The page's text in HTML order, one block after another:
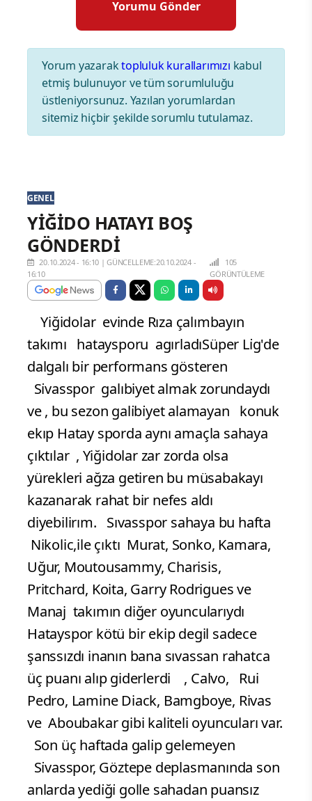
Yorum yazaraktopluluk kurallarımızı kabul
etmiş bulunuyor ve tüm sorumluluğu
üstleniyorsunuz. Yazılan yorumlardan
sitemiz hiçbir şekilde sorumlu tutulamaz.
GENEL
YİĞİDO HATAYI BOŞ
GÖNDERDİ
20.10.2024 - 16:10 |GÜNCELLEME:20.10.2024 -
16:10
105
GÖRÜNTÜLEME
Yiğidolar evinde Rıza çalımbayın
takımı hataysporu agırladıSüper Li̇g'de
dalgalı bi̇r performans gösteren
Si̇vasspor galıbiyet almak zorundaydı
ve , bu sezon gali̇bi̇yet alamayan konuk
ekıp Hatay sporda aynı amaçla sahaya
çıktılar , Yiğidolar zar zorda olsa
yürekleri ağza getiren bu müsabakayı
kazanarak rahat bir nefes aldı
diyebilirım. Sıvasspor sahaya bu hafta
Nikolic,ile çıktı Murat, Sonko, Kamara,
Uğur, Moutousammy, Charisis,
Pritchard, Koita, Garry Rodrigues ve
Manaj takımın diğer oyuncularıydı
Hatayspor kötü bir ekip degil sadece
şanssızdı inanın bana sıvassan rahatca
üç puanı alıp giderlerdi , Calvo, Rui
Pedro, Lamine Diack, Bamgboye, Rivas
ve Aboubakar gibi kaliteli oyuncuları var.
Son üç haftada gali̇p gelemeyen
Si̇vasspor, Göztepe deplasmanında son
anlarda yedi̇ği̇ golle sahadan puansız